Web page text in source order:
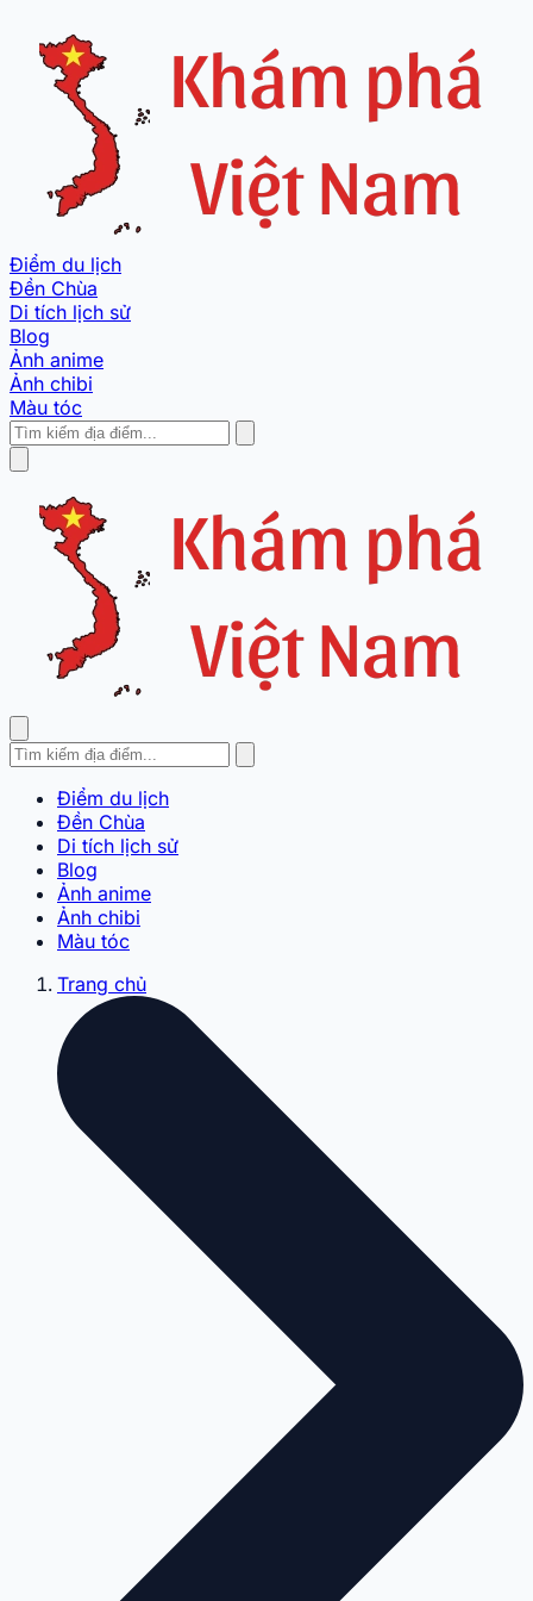
Điểm du lịch
Đền Chùa
Di tích lịch sử
Blog
Ảnh anime
Ảnh chibi
Màu tóc
Điểm du lịch
Đền Chùa
Di tích lịch sử
Blog
Ảnh anime
Ảnh chibi
Màu tóc
Trang chủ